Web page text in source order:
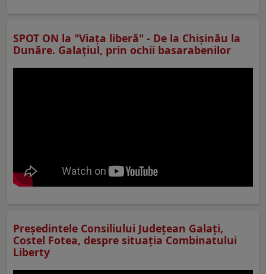
SPOT ON la "Viaţa liberă" - De la Chișinău la
Dunăre. Galațiul, prin ochii basarabenilor
Preşedintele Consiliului Judeţean Galaţi,
Costel Fotea, despre situaţia Combinatului
Liberty